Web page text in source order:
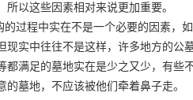
所以这些因素相对来说更加重要。
的过程中实在不是一个必要的因素，
现实中往往不是这样，许多地方的
都满足的墓地实在是少之又少，有些
墓地，不应该被他们牵着鼻子走。